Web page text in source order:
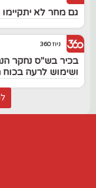
גם מחר לא יתקיימו
ניוז 360
בכיר בש"ס נחקר
ושימוש לרעה